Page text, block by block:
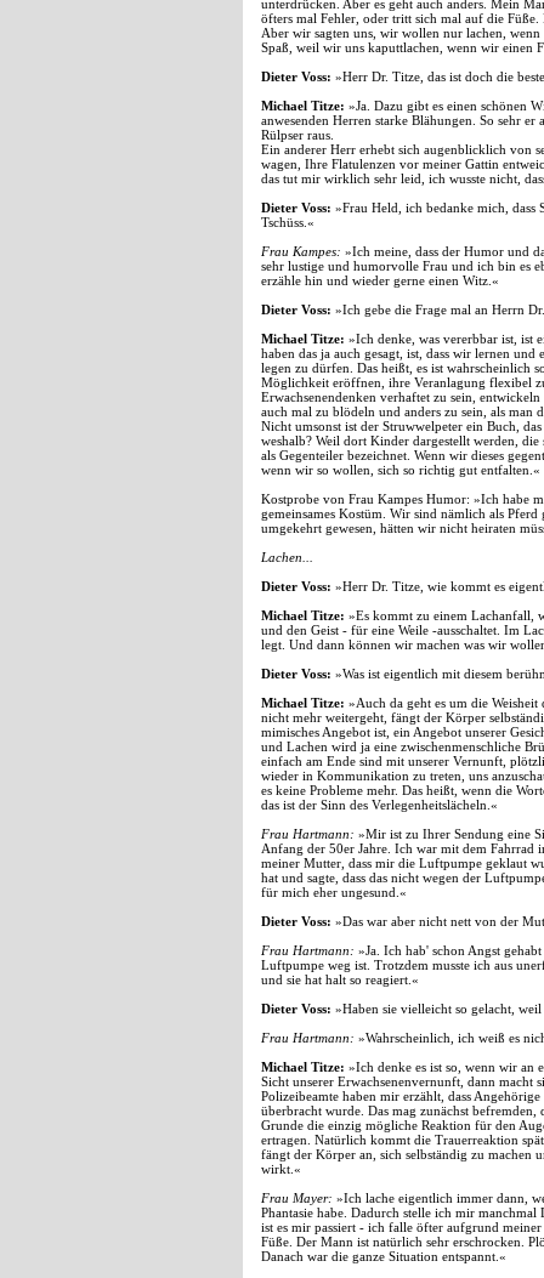
unterdrücken. Aber es geht auch anders. Mein
öfters mal Fehler, oder tritt sich mal auf die
Aber wir sagten uns, wir wollen nur lachen,
Spaß, weil wir uns kaputtlachen, wenn wir einen
Dieter Voss: »Herr Dr. Titze, das ist doch die
Michael Titze: »Ja. Dazu gibt es einen schönen
anwesenden Herren starke Blähungen. So sehr
Rülpser raus.
Ein anderer Herr erhebt sich augenblicklich von
wagen, Ihre Flatulenzen vor meiner Gattin
das tut mir wirklich sehr leid, ich wusste nicht,
Dieter Voss: »Frau Held, ich bedanke mich, dass
Tschüss.«
Frau Kampes: »Ich meine, dass der Humor und
sehr lustige und humorvolle Frau und ich bin es
erzähle hin und wieder gerne einen Witz.«
Dieter Voss: »Ich gebe die Frage mal an Herrn
Michael Titze: »Ich denke, was vererbbar ist, ist
haben das ja auch gesagt, ist, dass wir lernen
legen zu dürfen. Das heißt, es ist wahrscheinlich
Möglichkeit eröffnen, ihre Veranlagung flexibel
Erwachsenendenken verhaftet zu sein,
auch mal zu blödeln und anders zu sein, als man
Nicht umsonst ist der Struwwelpeter ein Buch,
weshalb? Weil dort Kinder dargestellt werden,
als Gegenteiler bezeichnet. Wenn wir dieses
wenn wir so wollen, sich so richtig gut entfalten.«
Kostprobe von Frau Kampes Humor: »Ich habe
gemeinsames Kostüm. Wir sind nämlich als
umgekehrt gewesen, hätten wir nicht heiraten
Lachen...
Dieter Voss: »Herr Dr. Titze, wie kommt es
Michael Titze: »Es kommt zu einem Lachanfall,
und den Geist - für eine Weile -ausschaltet. Im
legt. Und dann können wir machen was wir
Dieter Voss: »Was ist eigentlich mit diesem
Michael Titze: »Auch da geht es um die
nicht mehr weitergeht, fängt der Körper
mimisches Angebot ist, ein Angebot unserer
und Lachen wird ja eine zwischenmenschliche
einfach am Ende sind mit unserer Vernunft,
wieder in Kommunikation zu treten, uns
es keine Probleme mehr. Das heißt, wenn die
das ist der Sinn des Verlegenheitslächeln.«
Frau Hartmann: »Mir ist zu Ihrer Sendung eine
Anfang der 50er Jahre. Ich war mit dem Fahrrad
meiner Mutter, dass mir die Luftpumpe geklaut
hat und sagte, dass das nicht wegen der
für mich eher ungesund.«
Dieter Voss: »Das war aber nicht nett von der
Frau Hartmann: »Ja. Ich hab' schon Angst
Luftpumpe weg ist. Trotzdem musste ich aus
und sie hat halt so reagiert.«
Dieter Voss: »Haben sie vielleicht so gelacht,
Frau Hartmann: »Wahrscheinlich, ich weiß es
Michael Titze: »Ich denke es ist so, wenn wir an
Sicht unserer Erwachsenenvernunft, dann macht
Polizeibeamte haben mir erzählt, dass
überbracht wurde. Das mag zunächst befremden,
Grunde die einzig mögliche Reaktion für den
ertragen. Natürlich kommt die Trauerreaktion
fängt der Körper an, sich selbständig zu machen
wirkt.«
Frau Mayer: »Ich lache eigentlich immer dann,
Phantasie habe. Dadurch stelle ich mir
ist es mir passiert - ich falle öfter aufgrund
Füße. Der Mann ist natürlich sehr erschrocken.
Danach war die ganze Situation entspannt.«